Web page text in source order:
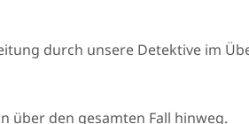
durch unsere Detektive im
über den gesamten Fall hinweg.